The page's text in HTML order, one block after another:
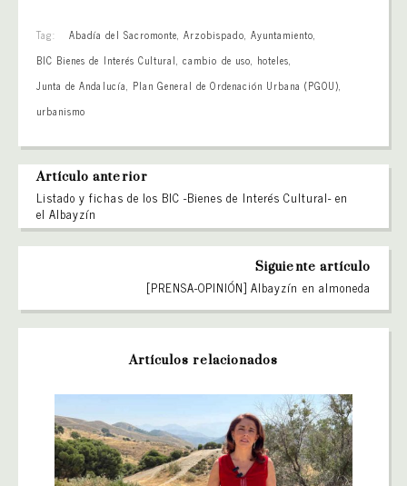
Tag: Abadía del Sacromonte,Arzobispado, Ayuntamiento,
BIC Bienes de Interés Cultural,cambio de uso, hoteles,
Junta de Andalucía, Plan General de Ordenación Urbana (PGOU),
urbanismo
Artículo anterior
Listado y fichas de los BIC -Bienes de Interés Cultural- en
el Albayzín
Siguiente artículo
[PRENSA-OPINIÓN] Albayzín en almoneda
Artículos relacionados